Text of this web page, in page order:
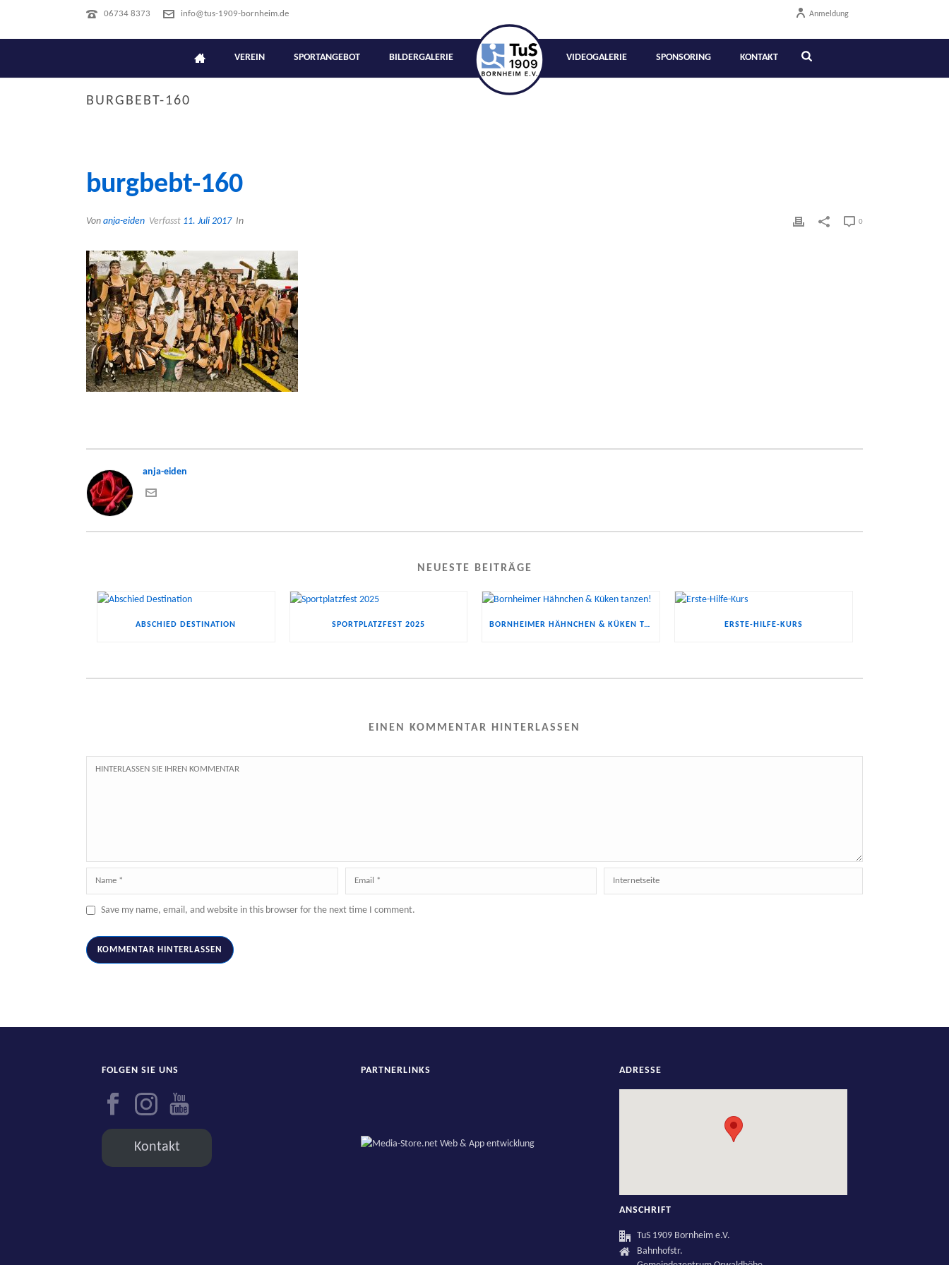
06734 8373 info@tus-1909-bornheim.de Anmeldung
VEREIN SPORTANGEBOT BILDERGALERIE VIDEOGALERIE SPONSORING KONTAKT
BURGBEBT-160
burgbebt-160
Von anja-eiden Verfasst 11. Juli 2017 In 0
anja-eiden
NEUESTE BEITRÄGE
ABSCHIED DESTINATION SPORTPLATZFEST 2025 BORNHEIMER HÄHNCHEN & KÜKEN TANZEN! ERSTE-HILFE-KURS
EINEN KOMMENTAR HINTERLASSEN
Save my name, email, and website in this browser for the next time I comment.
FOLGEN SIE UNS
Kontakt
PARTNERLINKS ADRESSE
ANSCHRIFT
TuS 1909 Bornheim e.V.
Bahnhofstr.